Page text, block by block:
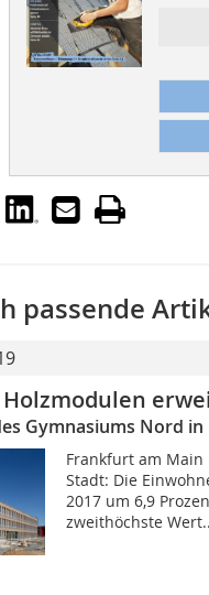
passende
Gymnasiums Nord
Frankfurt am
Stadt: Die
2017 um 6,9
zweithöchste